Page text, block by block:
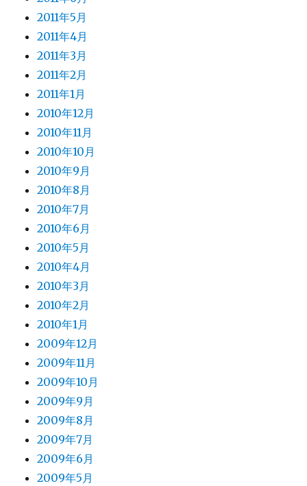
2011年5月
2011年4月
2011年3月
2011年2月
2011年1月
2010年12月
2010年11月
2010年10月
2010年9月
2010年8月
2010年7月
2010年6月
2010年5月
2010年4月
2010年3月
2010年2月
2010年1月
2009年12月
2009年11月
2009年10月
2009年9月
2009年8月
2009年7月
2009年6月
2009年5月